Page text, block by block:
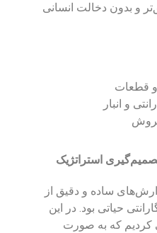
و بدون دخالت انسانی
و قطعات
و انبار
فروش
ساده و دقیق از
حیاتی بود. در این
کردیم که به صورت